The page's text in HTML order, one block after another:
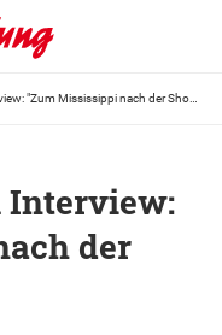
Interview:
der